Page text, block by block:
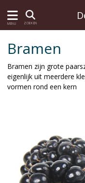
MENU ZOEKEN
Bramen
Bramen zijn grote
eigenlijk uit meerdere
vormen rond een kern